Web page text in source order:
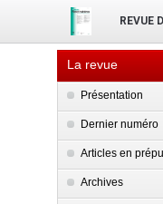
REVUE
La revue
Présentation
Dernier numéro
Articles en
Archives